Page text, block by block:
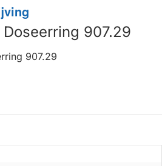
907.29
907.29